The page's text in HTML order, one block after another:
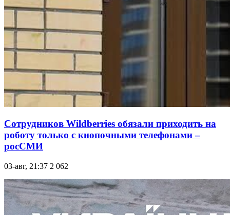
Сотрудников Wildberries обязали приходить на
роботу только с кнопочными телефонами –
росСМИ
03-авг, 21:37 2 062